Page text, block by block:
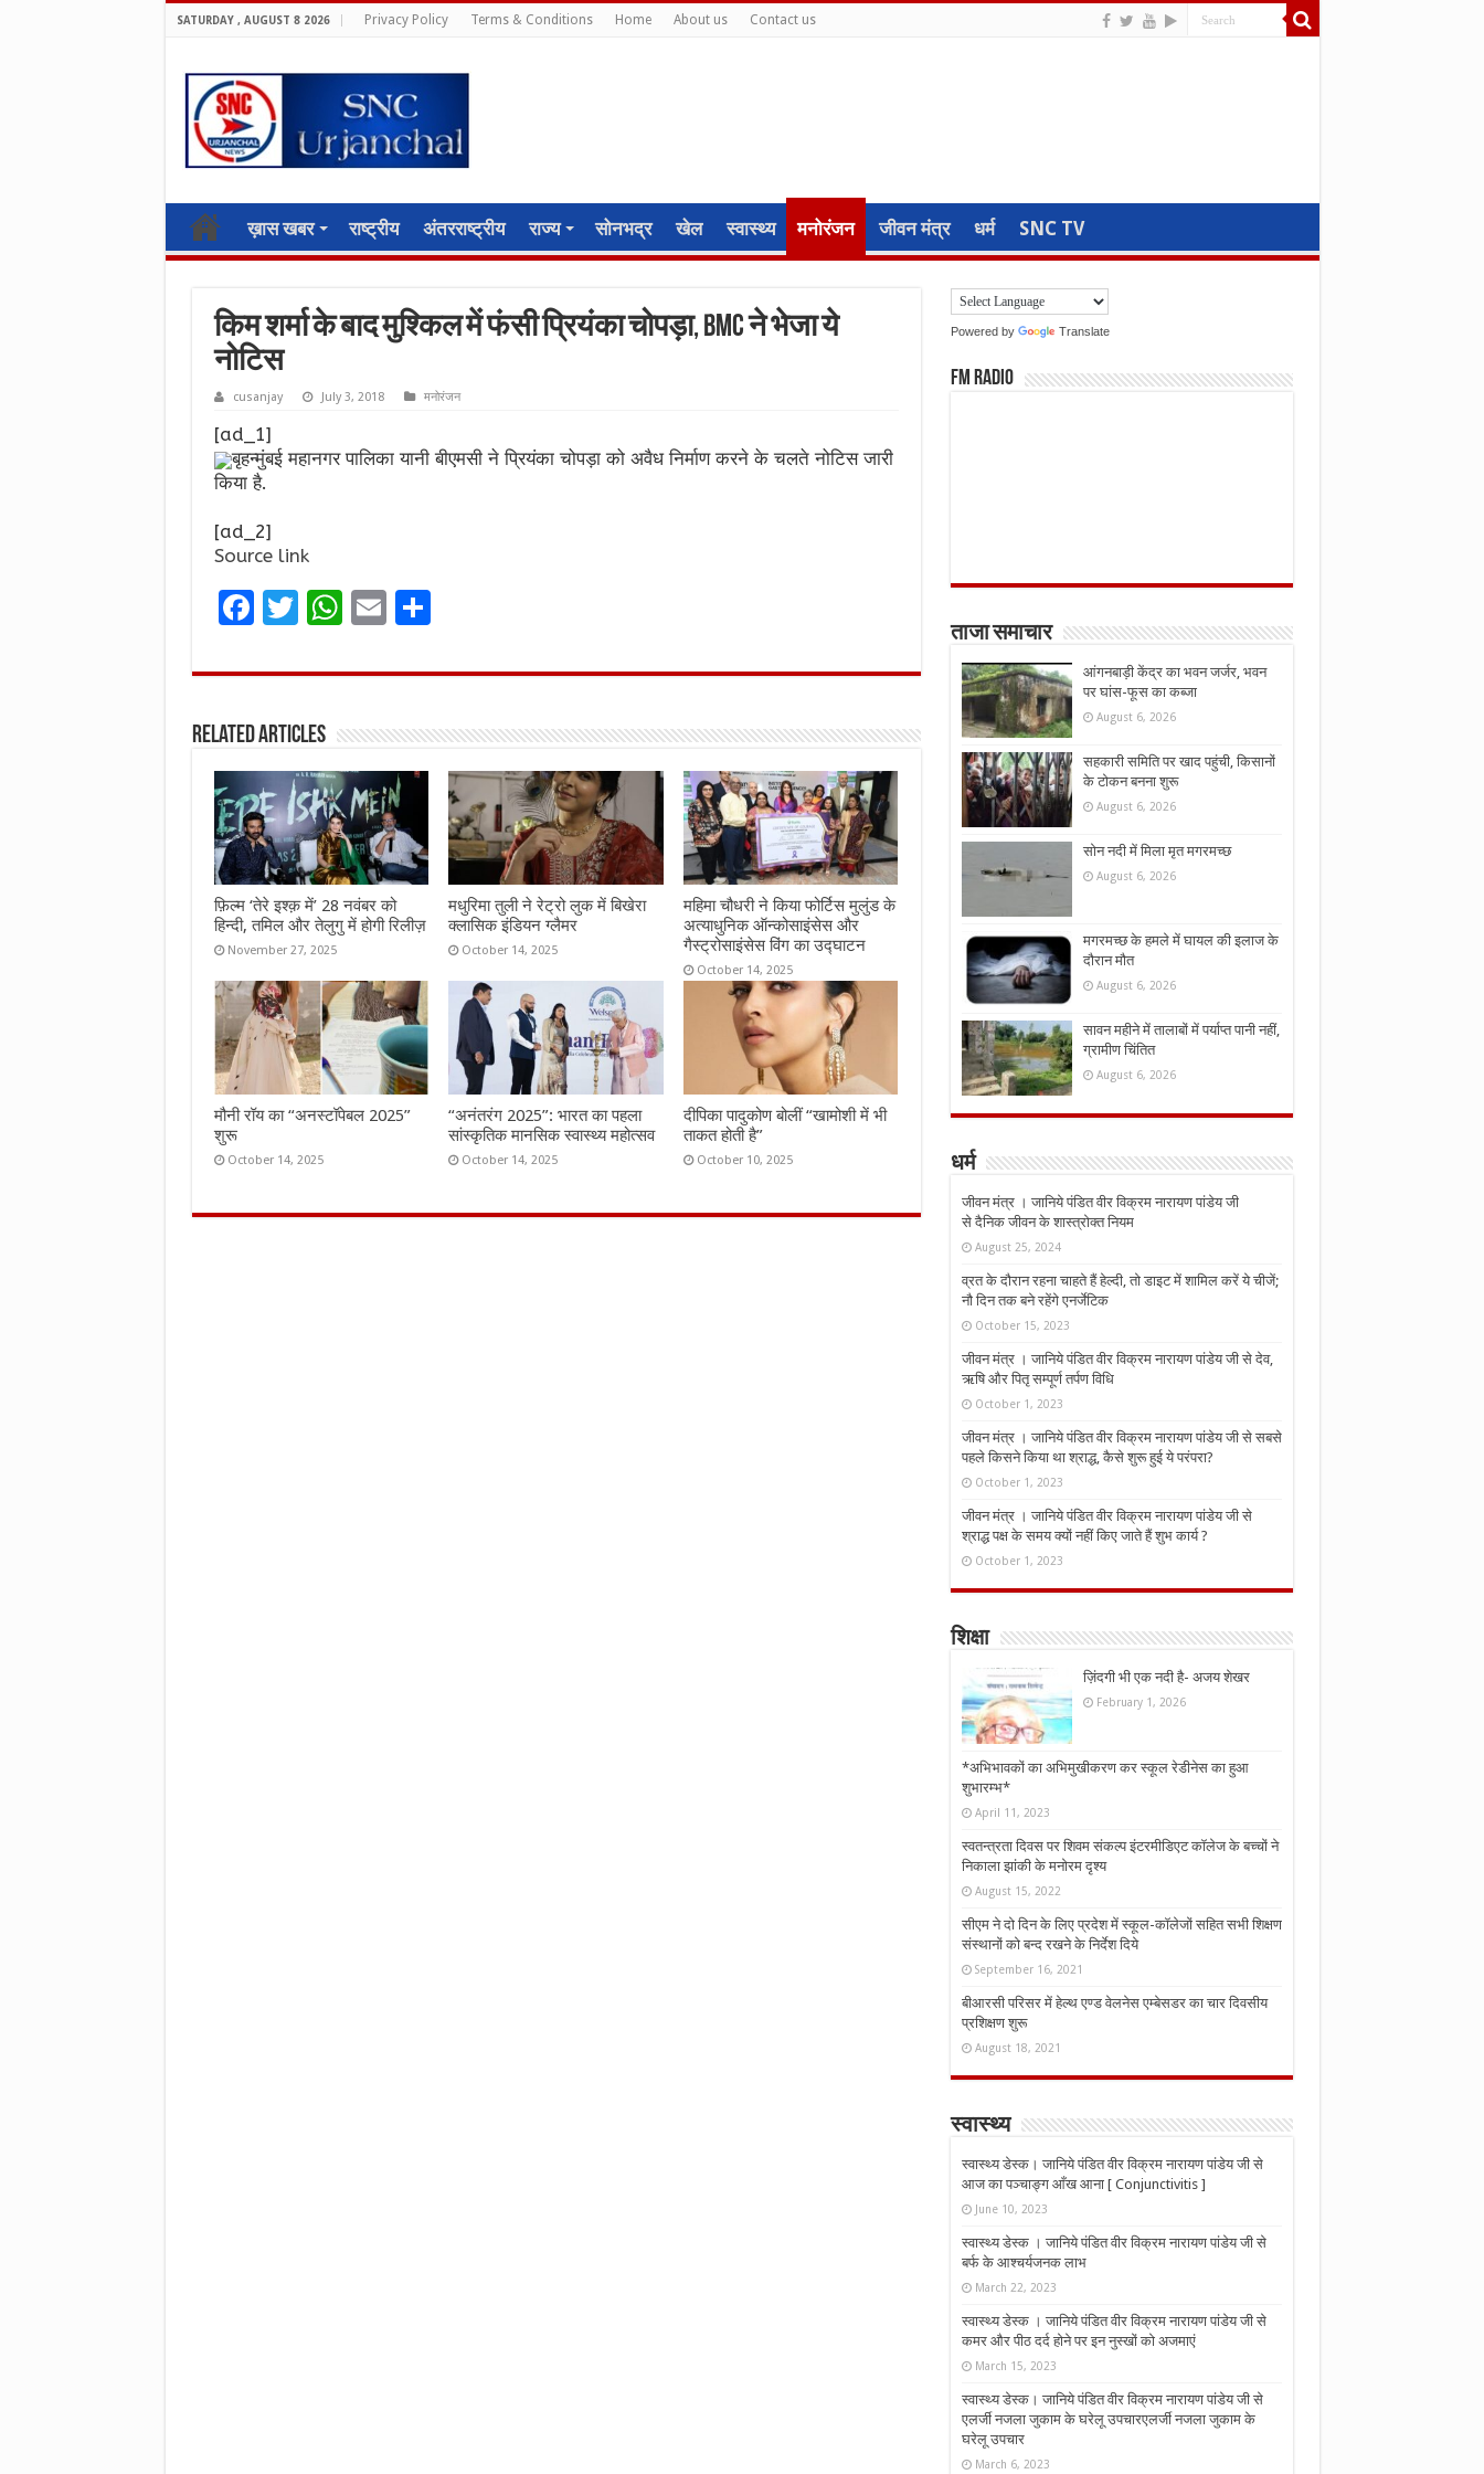
SATURDAY , AUGUST 8 2026 Privacy Policy Terms & Conditions Home About us Contact us
ख़ास खबर राष्ट्रीय अंतरराष्ट्रीय राज्य सोनभद्र खेल स्वास्थ्य मनोरंजन जीवन मंत्र धर्म SNC TV
किम शर्मा के बाद मुश्किल में फंसी प्रियंका चोपड़ा, BMC ने भेजा ये
नोटिस
cusanjay July 3, 2018 मनोरंजन
[ad_1]
बृहन्मुंबई महानगर पालिका यानी बीएमसी ने प्रियंका चोपड़ा को अवैध निर्माण करने के चलते नोटिस जारी
किया है.
[ad_2]
Source link
F
ce
o
o
k
T
it
r
W
at
A
p
p
E
ai
S
ar
Related Articles
फ़िल्म ‘तेरे इश्क़ में’ 28 नवंबर को
हिन्दी, तमिल और तेलुगु में होगी रिलीज़
November 27, 2025
मधुरिमा तुली ने रेट्रो लुक में बिखेरा
क्लासिक इंडियन ग्लैमर
October 14, 2025
महिमा चौधरी ने किया फोर्टिस मुलुंड के
अत्याधुनिक ऑन्कोसाइंसेस और
गैस्ट्रोसाइंसेस विंग का उद्घाटन
October 14, 2025
मौनी रॉय का “अनस्टॉपेबल 2025”
शुरू
October 14, 2025
“अनंतरंग 2025”: भारत का पहला
सांस्कृतिक मानसिक स्वास्थ्य महोत्सव
October 14, 2025
दीपिका पादुकोण बोलीं “खामोशी में भी
ताकत होती है”
October 10, 2025
Powered by Translate
FM Radio
ताजा समाचार
आंगनबाड़ी केंद्र का भवन जर्जर, भवन
पर घांस-फूस का कब्जा
August 6, 2026
सहकारी समिति पर खाद पहुंची, किसानों
के टोकन बनना शुरू
August 6, 2026
सोन नदी में मिला मृत मगरमच्छ
August 6, 2026
मगरमच्छ के हमले में घायल की इलाज के
दौरान मौत
August 6, 2026
सावन महीने में तालाबों में पर्याप्त पानी नहीं,
ग्रामीण चिंतित
August 6, 2026
धर्म
जीवन मंत्र । जानिये पंडित वीर विक्रम नारायण पांडेय जी
से दैनिक जीवन के शास्त्रोक्त नियम
August 25, 2024
व्रत के दौरान रहना चाहते हैं हेल्दी, तो डाइट में शामिल करें ये चीजें;
नौ दिन तक बने रहेंगे एनर्जेटिक
October 15, 2023
जीवन मंत्र । जानिये पंडित वीर विक्रम नारायण पांडेय जी से देव,
ऋषि और पितृ सम्पूर्ण तर्पण विधि
October 1, 2023
जीवन मंत्र । जानिये पंडित वीर विक्रम नारायण पांडेय जी से सबसे
पहले किसने किया था श्राद्ध, कैसे शुरू हुई ये परंपरा?
October 1, 2023
जीवन मंत्र । जानिये पंडित वीर विक्रम नारायण पांडेय जी से
श्राद्ध पक्ष के समय क्यों नहीं किए जाते हैं शुभ कार्य ?
October 1, 2023
शिक्षा
ज़िंदगी भी एक नदी है- अजय शेखर
February 1, 2026
*अभिभावकों का अभिमुखीकरण कर स्कूल रेडीनेस का हुआ
शुभारम्भ*
April 11, 2023
स्वतन्त्रता दिवस पर शिवम संकल्प इंटरमीडिएट कॉलेज के बच्चों ने
निकाला झांकी के मनोरम दृश्य
August 15, 2022
सीएम ने दो दिन के लिए प्रदेश में स्कूल-कॉलेजों सहित सभी शिक्षण
संस्थानों को बन्द रखने के निर्देश दिये
September 16, 2021
बीआरसी परिसर में हेल्थ एण्ड वेलनेस एम्बेसडर का चार दिवसीय
प्रशिक्षण शुरू
August 18, 2021
स्वास्थ्य
स्वास्थ्य डेस्क। जानिये पंडित वीर विक्रम नारायण पांडेय जी से
आज का पञ्चाङ्ग आँख आना [ Conjunctivitis ]
June 10, 2023
स्वास्थ्य डेस्क । जानिये पंडित वीर विक्रम नारायण पांडेय जी से
बर्फ के आश्चर्यजनक लाभ
March 22, 2023
स्वास्थ्य डेस्क । जानिये पंडित वीर विक्रम नारायण पांडेय जी से
कमर और पीठ दर्द होने पर इन नुस्‍खों को अजमाएं
March 15, 2023
स्वास्थ्य डेस्क। जानिये पंडित वीर विक्रम नारायण पांडेय जी से
एलर्जी नजला जुकाम के घरेलू उपचारएलर्जी नजला जुकाम के
घरेलू उपचार
March 6, 2023